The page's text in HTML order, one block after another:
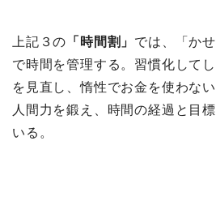
上記３の 「時間割」 では、「か
で時間を管理する。習慣化して
を見直し、惰性でお金を使わな
人間力を鍛え、時間の経過と目
いる。